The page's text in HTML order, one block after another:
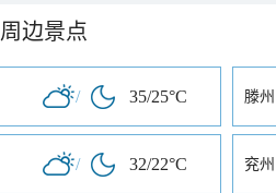
周边景点
/ 35/25°C 滕州
/ 32/22°C 兖州